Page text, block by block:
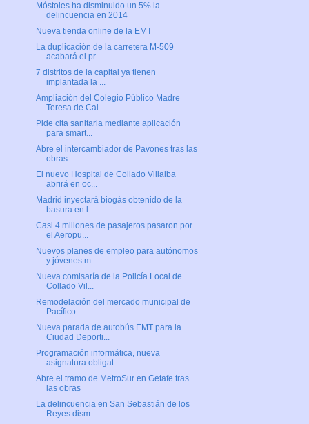
Móstoles ha disminuido un 5% la
delincuencia en 2014
Nueva tienda online de la EMT
La duplicación de la carretera M-509
acabará el pr...
7 distritos de la capital ya tienen
implantada la ...
Ampliación del Colegio Público Madre
Teresa de Cal...
Pide cita sanitaria mediante aplicación
para smart...
Abre el intercambiador de Pavones tras las
obras
El nuevo Hospital de Collado Villalba
abrirá en oc...
Madrid inyectará biogás obtenido de la
basura en l...
Casi 4 millones de pasajeros pasaron por
el Aeropu...
Nuevos planes de empleo para autónomos
y jóvenes m...
Nueva comisaría de la Policía Local de
Collado Vil...
Remodelación del mercado municipal de
Pacífico
Nueva parada de autobús EMT para la
Ciudad Deporti...
Programación informática, nueva
asignatura obligat...
Abre el tramo de MetroSur en Getafe tras
las obras
La delincuencia en San Sebastián de los
Reyes dism...